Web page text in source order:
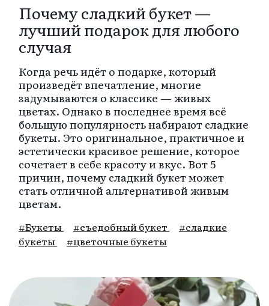
Почему сладкий букет —
лучший подарок для любого
случая
Когда речь идёт о подарке, который
произведёт впечатление, многие
задумываются о классике — живых
цветах. Однако в последнее время всё
большую популярность набирают сладкие
букеты. Это оригинальное, практичное и
эстетически красивое решение, которое
сочетает в себе красоту и вкус. Вот 5
причин, почему сладкий букет может
стать отличной альтернативой живым
цветам.
#Букеты #съедобный букет
#сладкие
букеты
#цветочные букеты